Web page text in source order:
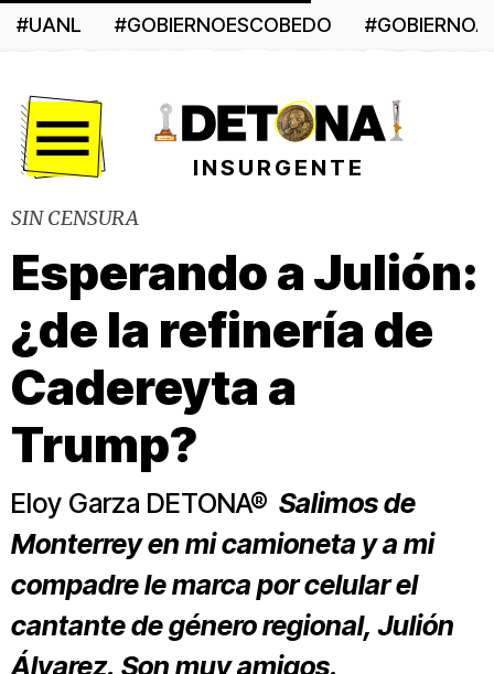
#UANL #GOBIERNOESCOBEDO
INSURGENTE
SIN CENSURA
Esperando a Julión:
¿de la refinería de
Cadereyta a
Trump?
Eloy Garza DETONA® Salimos de
Monterrey en mi camioneta y a mi
compadre le marca por celular el
cantante de género regional, Julión
Álvarez. Son muy amigos.